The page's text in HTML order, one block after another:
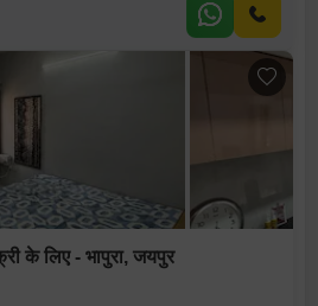
के लिए - भापुरा, जयपुर